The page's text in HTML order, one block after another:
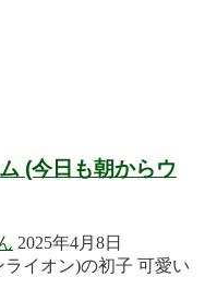
(今日も朝からウ
2025年4月8日
イオン)の初子 可愛い